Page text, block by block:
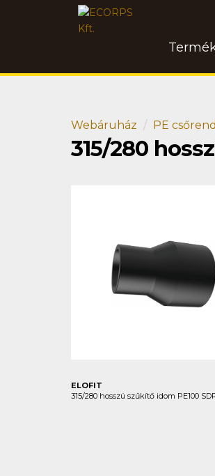
Webáruház PE
315/280
ELOFIT
315/280 hosszú szűkítő idom PE100